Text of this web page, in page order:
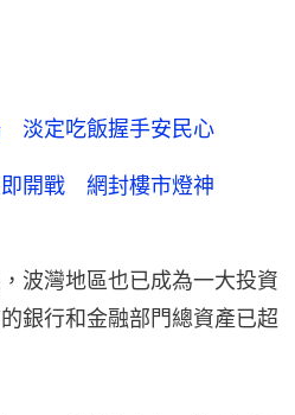
淡定吃飯握手安民心
開戰 網封樓市燈神
波灣地區也已成為一大投資
銀行和金融部門總資產已超